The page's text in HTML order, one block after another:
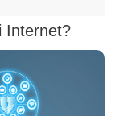
Internet?